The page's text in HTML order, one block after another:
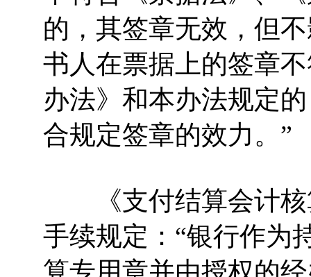
的，其签章无效，但
书人在票据上的签章
办法》和本办法规定
合规定签章的效力。”
《支付结算会计核
手续规定：“银行作为